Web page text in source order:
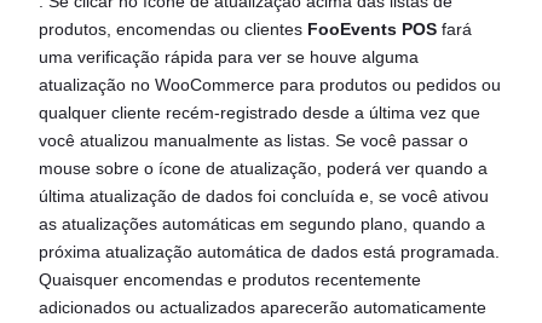
produtos, encomendas ou clientes FooEvents POS fará
uma verificação rápida para ver se houve alguma
atualização no WooCommerce para produtos ou pedidos ou
qualquer cliente recém-registrado desde a última vez que
você atualizou manualmente as listas. Se você passar o
mouse sobre o ícone de atualização, poderá ver quando a
última atualização de dados foi concluída e, se você ativou
as atualizações automáticas em segundo plano, quando a
próxima atualização automática de dados está programada.
Quaisquer encomendas e produtos recentemente
adicionados ou actualizados aparecerão automaticamente